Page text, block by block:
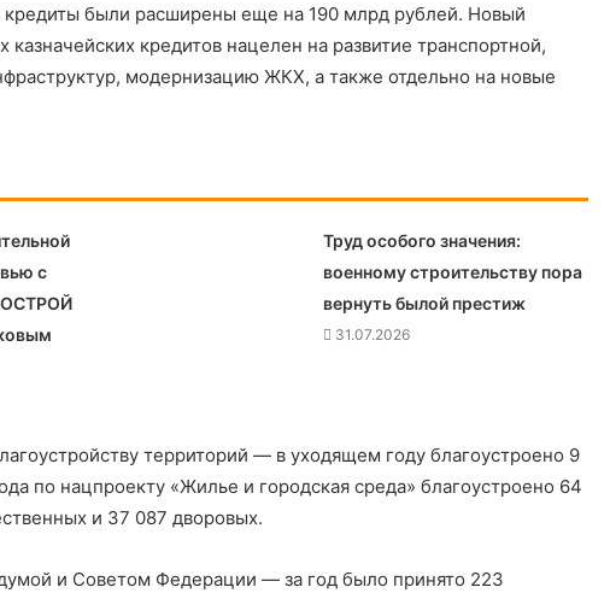
были расширены еще на 190 млрд рублей. Новый
кредитов нацелен на развитие транспортной,
модернизацию ЖКХ, а также отдельно на новые
с
Труд особого значения:
военному строительству пора
вернуть былой престиж
31.07.2026
территорий — в уходящем году благоустроено 9
по нацпроекту «Жилье и городская среда» благоустроено 64
и 37 087 дворовых.
и Советом Федерации — за год было принято 223